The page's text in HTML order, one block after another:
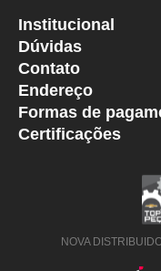
Institucional
Dúvidas
Contato
Endereço
Formas de
Certificações
NOVA